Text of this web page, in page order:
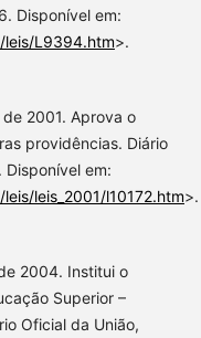
Disponível em:
L9394.htm>.
de 2001. Aprova o
providências. Diário
Disponível em:
leis_2001/l10172.htm>.
2004. Institui o
Superior –
Oficial da União,